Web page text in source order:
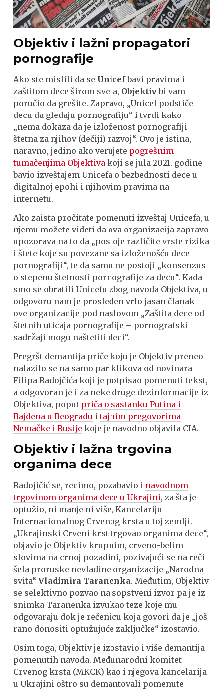
Objektiv i lažni propagatori
pornografije
Ako ste mislili da se Unicefbavi pravima i
zaštitom dece širom sveta, Objektivbi vam
poručio da grešite. Zapravo, „Unicef podstiče
decu da gledaju pornografiju“ i tvrdi kako
„nema dokaza da je izloženost pornografiji
štetna za njihov (dečiji) razvoj“. Ovo je istina,
naravno, jedino ako verujete pogrešnim
tumačenjima Objektiva koji se jula 2021. godine
bavio izveštajem Unicefa o bezbednosti dece u
digitalnoj epohi i njihovim pravima na
internetu.
Ako zaista pročitate pomenuti izveštaj Unicefa, u
njemu možete videti da ova organizacija zapravo
upozorava na to da „postoje različite vrste rizika
i štete koje su povezane sa izloženošću dece
pornografiji“, te da samo ne postoji „konsenzus
o stepenu štetnosti pornografije za decu“. Kada
smo se obratili Unicefu zbog navoda Objektiva, u
odgovoru nam je prosleđen vrlo jasan članak
ove organizacije pod naslovom „Zaštita dece od
štetnih uticaja pornografije – pornografski
sadržaji mogu naštetiti deci“.
Pregršt demantija priče koju je Objektiv preneo
nalazilo se na samo par klikova od novinara
Filipa Radojčića koji je potpisao pomenuti tekst,
a odgovoran je i za neke druge dezinformacije iz
Objektiva, poput priča o sastanku Putina i
Bajdena u Beogradu itajnim pregovorima
Nemačke i Rusije koje je navodno objavila CIA.
Objektiv i lažna trgovina
organima dece
Radojičić se, recimo, pozabavio i navodnom
trgovinom organima dece u Ukrajini, za šta je
optužio, ni manje ni više, Kancelariju
Internacionalnog Crvenog krsta u toj zemlji.
„Ukrajinski Crveni krst trgovao organima dece“,
objavio je Objektiv krupnim, crveno-belim
slovima na crnoj pozadini, pozivajući se na reči
šefa proruske nevladine organizacije „Narodna
svita“Vladimira Taranenka. Međutim, Objektiv
se selektivno pozvao na sopstveni izvor pa je iz
snimka Taranenka izvukao teze koje mu
odgovaraju dok je rečenicu koja govori da je „još
rano donositi optužujuće zaključke“ izostavio.
Osim toga, Objektiv je izostavio i više demantija
pomenutih navoda. Međunarodni komitet
Crvenog krsta (MKCK) kao i njegova kancelarija
u Ukrajini oštro su demantovali pomenute